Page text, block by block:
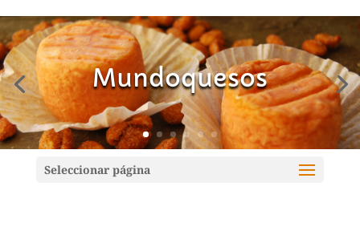
Mundoquesos
Seleccionar página